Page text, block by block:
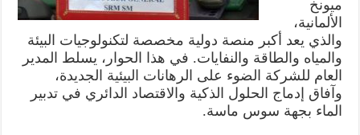
ميونخ
الألمانية،
والذي يعد أكبر منصة دولية مخصصة لتكنولوجيات البيئة
والمياه والطاقة والنفايات. في هذا الحوار، يسلط المدير
العام للشركة الضوء على الرهانات البيئية الجديدة،
وآفاق إدماج الحلول الذكية والاقتصاد الدائري في تدبير
الماء بجهة سوس ماسة.